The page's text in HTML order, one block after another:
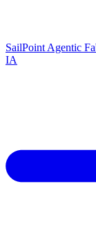
SailPoint Agentic
IA